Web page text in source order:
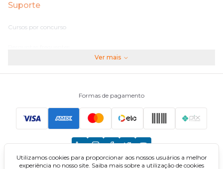
Suporte
Cursos por concurso
Principais Concursos
CNU
TCU
Ver mais
Formas de pagamento
Utilizamos cookies para proporcionar aos nossos usuários a melhor
experiência no nosso site. Saiba mais sobre a utilização de cookies